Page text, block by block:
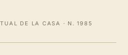
DE LA CASA · N. 1985